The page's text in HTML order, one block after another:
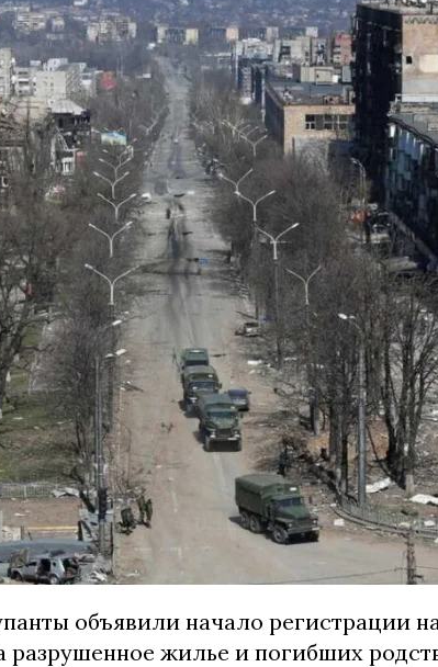
объявили начало регистрации
разрушенное жилье и погибших